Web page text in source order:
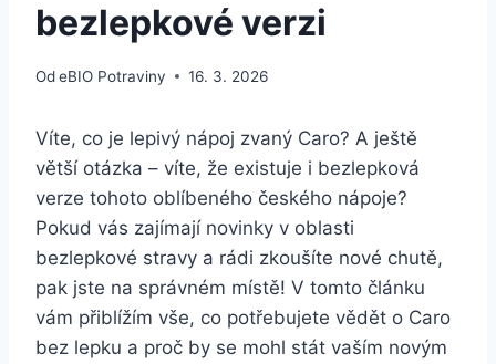
bezlepkové verzi
OdeBIO Potraviny 16. 3. 2026
Víte, co je lepivý nápoj zvaný Caro? A ještě
větší otázka – víte, že existuje i bezlepková
verze tohoto oblíbeného českého nápoje?
Pokud vás zajímají novinky v oblasti
bezlepkové stravy a rádi zkoušíte nové chutě,
pak jste na správném místě! V tomto článku
vám přiblížím vše, co potřebujete vědět o Caro
bez lepku a proč by se mohl stát vaším novým